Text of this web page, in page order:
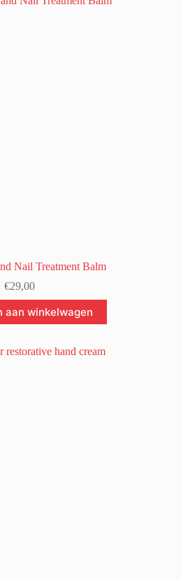
Nail Treatment Balm
€29,00
aan winkelwagen